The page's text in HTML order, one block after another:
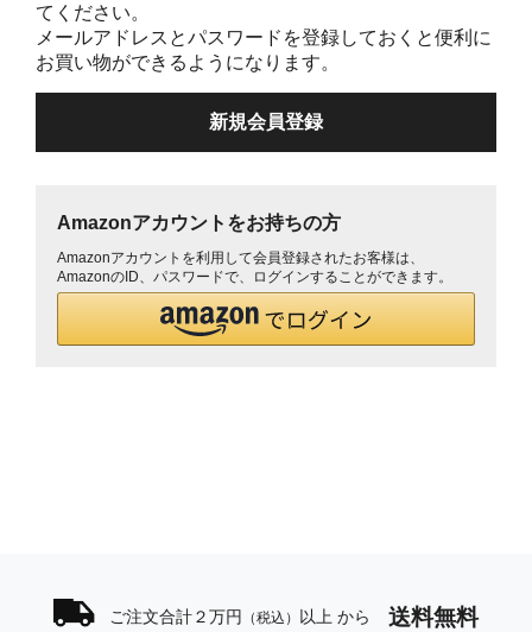
てください。
メールアドレスとパスワードを登録しておくと便利に
お買い物ができるようになります。
Amazonアカウントをお持ちの方
Amazonアカウントを利用して会員登録されたお客様は、
AmazonのID、パスワードで、ログインすることができます。
ご注文合計２万円 （税込） 以上 から 送料無料